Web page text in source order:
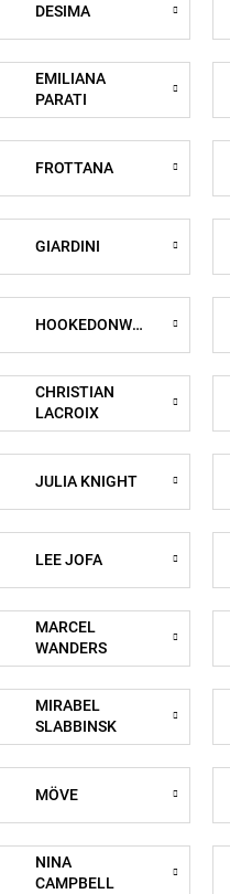
DESIMA
EMILIANA
PARATI
FROTTANA
GIARDINI
HOOKEDONWALLS
CHRISTIAN
LACROIX
JULIA KNIGHT
LEE JOFA
MARCEL
WANDERS
MIRABEL
SLABBINSK
MÖVE
NINA
CAMPBELL